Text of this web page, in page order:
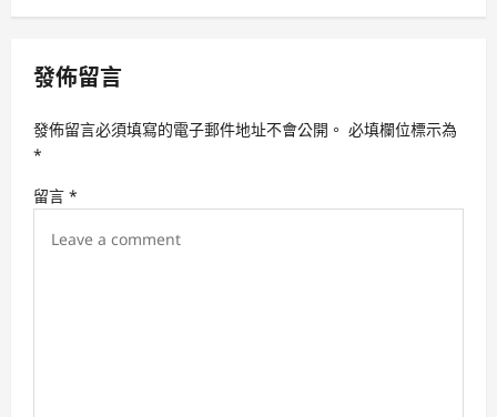
v
g
a
t
i
發佈留言
發佈留言必須填寫的電子郵件地址不會公開。 必填欄位標示為
*
留言 *